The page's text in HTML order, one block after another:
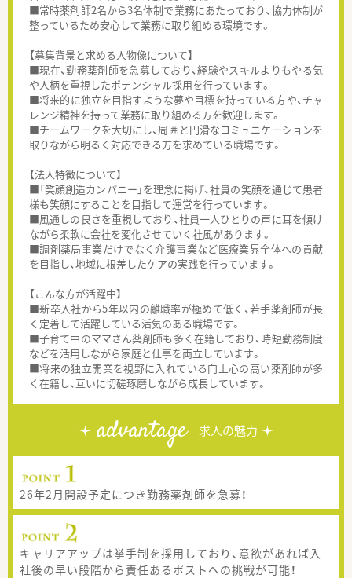
■常時薬剤師2名から3名体制で業務にあたっており、協力体制が
整っているため安心して業務に取り組める環境です。
【募集背景と求める人物像について】
■現在、勤務薬剤師を急募しており、経験やスキルよりもやる気
や人柄を重視したポテンシャル採用を行っています。
■将来的に独立を目指すような夢や目標を持っている方や、チャ
レンジ精神を持って業務に取り組める方を歓迎します。
■チームワークを大切にし、周囲と円滑なコミュニケーションを
取りながら明るく対応できる方を求めている職場です。
【法人特徴について】
■「笑顔創造カンパニー」を理念に掲げ、社員の笑顔を通じて患者
様も笑顔にすることを目指して運営を行っています。
■風通しの良さを重視しており、社員一人ひとりの声に耳を傾け
ながら柔軟に会社を変化させていく社風があります。
■調剤薬局事業だけでなく介護事業など医療業界全体への貢献
を目指し、地域に根差したケアの実践を行っています。
【こんな方が活躍中】
■新卒入社から5年以内の離職率が極めて低く、若手薬剤師が長
く定着して活躍している活気のある職場です。
■子育て中のママさん薬剤師も多く在籍しており、時短勤務制度
などを活用しながら家庭と仕事を両立しています。
■将来の独立開業を視野に入れている向上心の高い薬剤師が多
く在籍し、互いに切磋琢磨しながら成長しています。
advantage 求人の魅力
26年2月開設予定につき勤務薬剤師を急募！
キャリアアップは挙手制を採用しており、意欲があれば入
社後の早い段階から責任あるポストへの挑戦が可能！